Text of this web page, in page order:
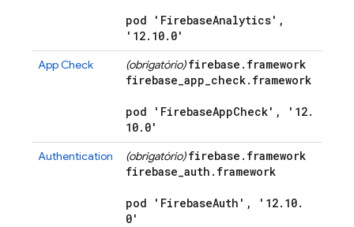
pod 'FirebaseAnalytics' ,
'12. 10. 0'
App Check (obrigatório) firebase . framework
firebase_app_check. framework
pod 'FirebaseAppCheck' , '12.
10. 0'
Authentication (obrigatório) firebase . framework
firebase_auth . framework
pod 'FirebaseAuth' , '12. 10.
0'